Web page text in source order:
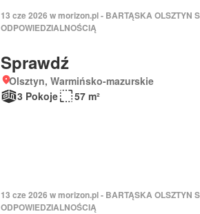
13 cze 2026 w morizon.pl - BARTĄSKA OLSZTYN
ODPOWIEDZIALNOŚCIĄ
Sprawdź
Olsztyn, Warmińsko-mazurskie
3 Pokoje
57 m²
13 cze 2026 w morizon.pl - BARTĄSKA OLSZTYN
ODPOWIEDZIALNOŚCIĄ